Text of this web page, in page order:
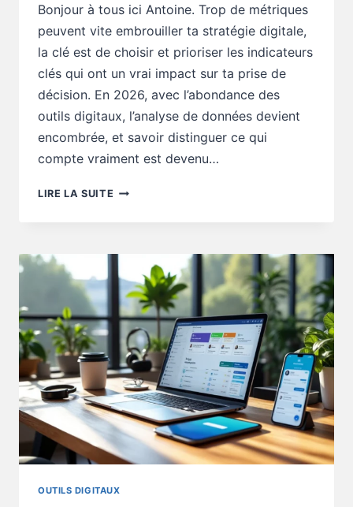
Bonjour à tous ici Antoine. Trop de métriques
peuvent vite embrouiller ta stratégie digitale,
la clé est de choisir et prioriser les indicateurs
clés qui ont un vrai impact sur ta prise de
décision. En 2026, avec l’abondance des
outils digitaux, l’analyse de données devient
encombrée, et savoir distinguer ce qui
compte vraiment est devenu…
LIRE LA SUITE OUTILS
DE
MÉTRIQUES
BROUILLENT-
ELLES
TA
STRATÉGIE
OUTILS DIGITAUX